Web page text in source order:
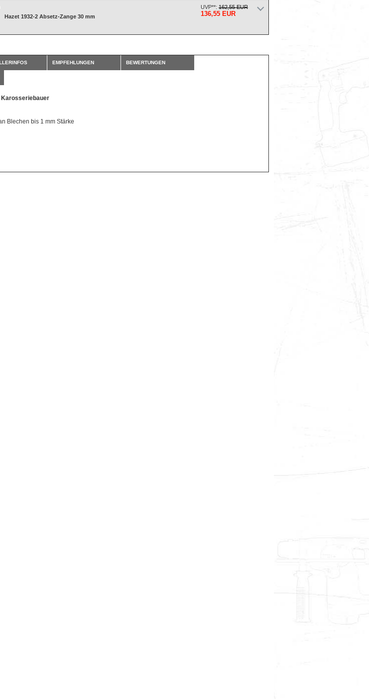
Hazet 1932-2 Absetz-Zange 30 mm
UVP**: 162,55 EUR
136,55 EUR
EMPFEHLUNGEN BEWERTUNGEN
Karosseriebauer
Blechen bis 1 mm Stärke